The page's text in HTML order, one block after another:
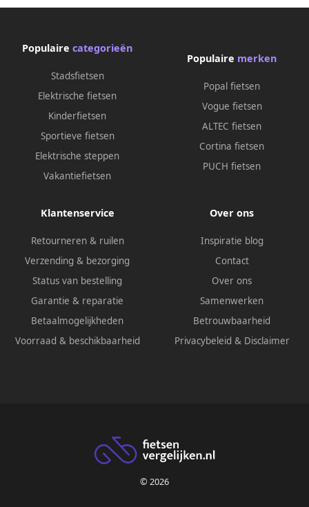
Populaire categorieën
Stadsfietsen
Elektrische fietsen
Kinderfietsen
Sportieve fietsen
Elektrische steppen
Vakantiefietsen
Populaire merken
Popal fietsen
Vogue fietsen
ALTEC fietsen
Cortina fietsen
PUCH fietsen
Klantenservice
Retourneren & ruilen
Verzending & bezorging
Status van bestelling
Garantie & reparatie
Betaalmogelijkheden
Voorraad & beschikbaarheid
Over ons
Inspiratie blog
Contact
Over ons
Samenwerken
Betrouwbaarheid
Privacybeleid & Disclaimer
© 2026